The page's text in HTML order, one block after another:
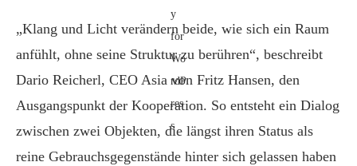
„Klang und Licht verändern beide, wie sich ein Raum
anfühlt, ohne seine Struktur zu berühren“, beschreibt
Dario Reicherl, CEO Asia von Fritz Hansen, den
Ausgangspunkt der Kooperation. So entsteht ein Dialog
zwischen zwei Objekten, die längst ihren Status als
reine Gebrauchsgegenstände hinter sich gelassen haben